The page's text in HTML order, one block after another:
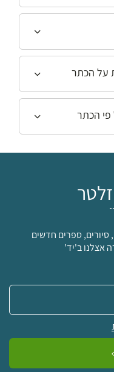
סיורים, ספרים חדשים
אצלנו ב'יד'